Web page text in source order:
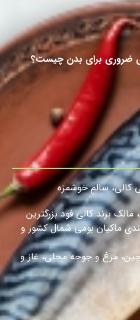
کالی، سالمِ خوشمزه
برند کالی فود بزرگترین
ماکیان بومی شمال کشور و
مرغ و جوجه محلی، غاز و